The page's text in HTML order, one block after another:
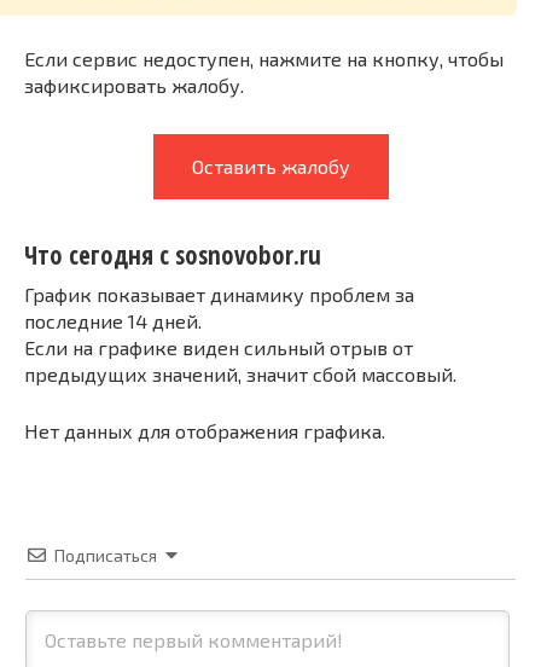
Если сервис недоступен, нажмите на кнопку, чтобы
зафиксировать жалобу.
Оставить жалобу
Что сегодня с sosnovobor.ru
График показывает динамику проблем за
последние 14 дней.
Если на графике виден сильный отрыв от
предыдущих значений, значит сбой массовый.
Нет данных для отображения графика.
Подписаться